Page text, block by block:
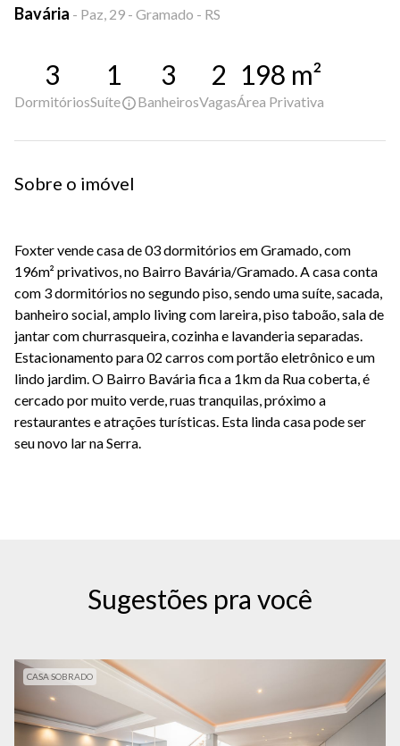
Bavária - Paz, 29 - Gramado - RS
3
Dormitórios
1
Suíte
3
Banheiros
2
Vagas
198 m²
Área Privativa
Sobre o imóvel
Foxter vende casa de 03 dormitórios em Gramado, com
196m² privativos, no Bairro Bavária/Gramado. A casa conta
com 3 dormitórios no segundo piso, sendo uma suíte, sacada,
banheiro social, amplo living com lareira, piso taboão, sala de
jantar com churrasqueira, cozinha e lavanderia separadas.
Estacionamento para 02 carros com portão eletrônico e um
lindo jardim. O Bairro Bavária fica a 1km da Rua coberta, é
cercado por muito verde, ruas tranquilas, próximo a
restaurantes e atrações turísticas. Esta linda casa pode ser
seu novo lar na Serra.
Sugestões pra você
CASA SOBRADO